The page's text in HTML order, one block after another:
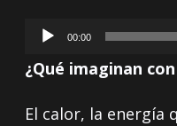
Reproductor
de
00:00
¿Qué imaginan
El calor, la energía